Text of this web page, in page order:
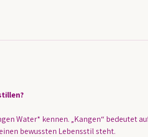
Water* kennen. „Kangen“ bedeutet
bewussten Lebensstil steht.